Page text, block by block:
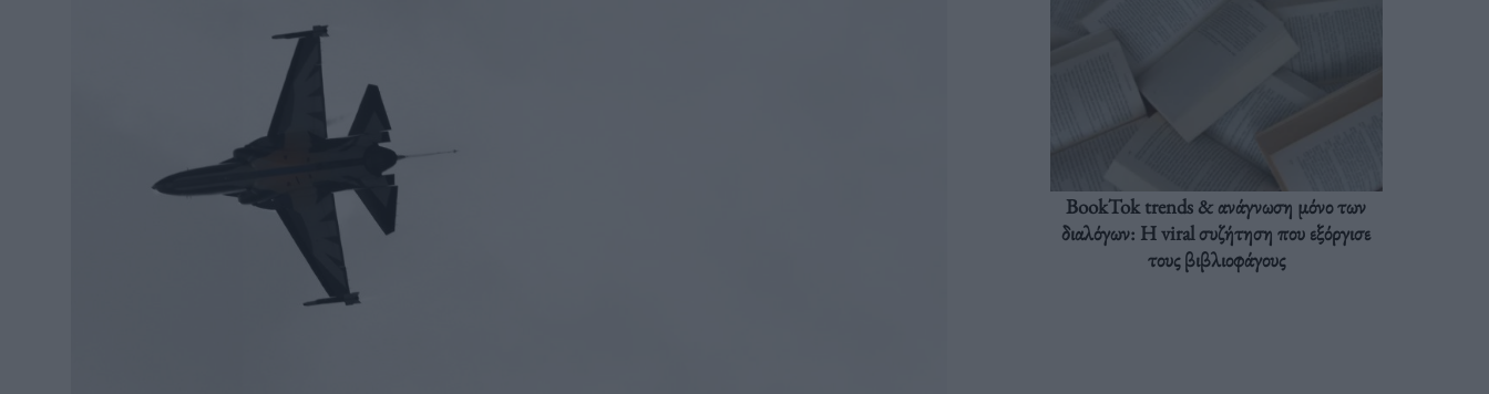
BookTok trends & ανάγνωση μόνο των
διαλόγων: Η viral συζήτηση που εξόργισε
τους βιβλιοφάγους